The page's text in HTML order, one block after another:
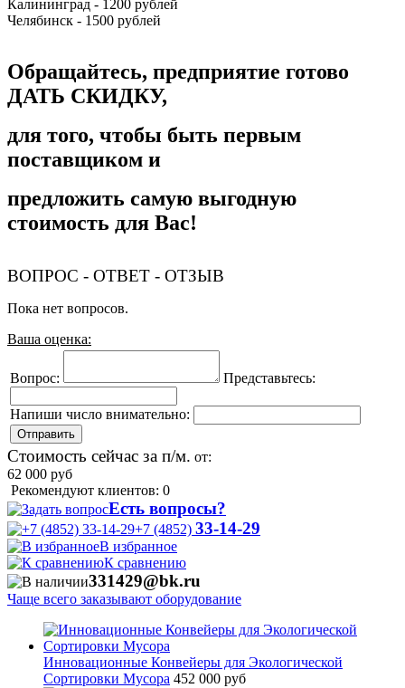
Калининград - 1200 рублей
Челябинск - 1500 рублей
Обращайтесь, предприятие готово
ДАТЬ СКИДКУ,
для того, чтобы быть первым
поставщиком и
предложить самую выгодную
стоимость для Вас!
ВОПРОС - ОТВЕТ - ОТЗЫВ
Пока нет вопросов.
Ваша оценка:
Вопрос: Представьтесь:
Напиши число внимательно:
Стоимость сейчас за п/м. от:
62 000 руб
Рекомендуют клиентов: 0
Есть вопросы?
+7 (4852) 33-14-29
В избранное
К сравнению
331429@bk.ru
Чаще всего заказывают оборудование
Инновационные Конвейеры для Экологической
Сортировки Мусора 452 000 руб